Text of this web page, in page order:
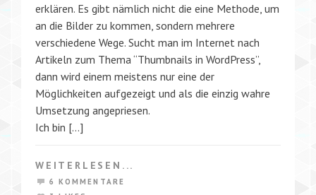
erklären. Es gibt nämlich nicht die eine Methode, um
an die Bilder zu kommen, sondern mehrere
verschiedene Wege. Sucht man im Internet nach
Artikeln zum Thema “Thumbnails in WordPress”,
dann wird einem meistens nur eine der
Möglichkeiten aufgezeigt und als die einzig wahre
Umsetzung angepriesen.
Ich bin […]
WEITERLESEN...
6 KOMMENTARE